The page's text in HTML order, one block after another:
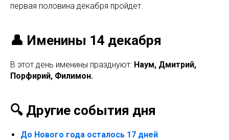
первая половина декабря пройдет.
👤 Именины 14 декабря
В этот день именины празднуют: Наум, Дмитрий,
Порфирий, Филимон.
🔍 Другие события дня
До Нового года осталось 17 дней